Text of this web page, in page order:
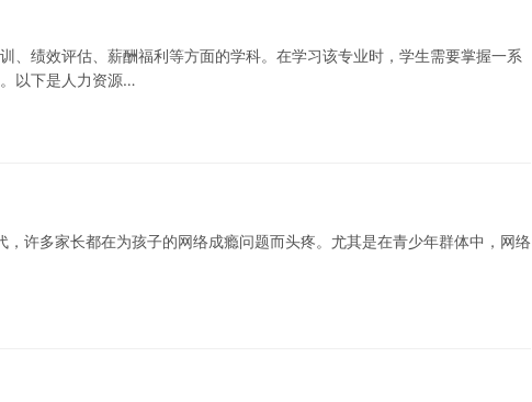
、绩效评估、薪酬福利等方面的学科。在学习该专业时，学生需要掌握一系
以下是人力资源…
许多家长都在为孩子的网络成瘾问题而头疼。尤其是在青少年群体中，网络